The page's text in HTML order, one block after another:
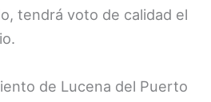
tendrá voto de calidad el
de Lucena del Puerto